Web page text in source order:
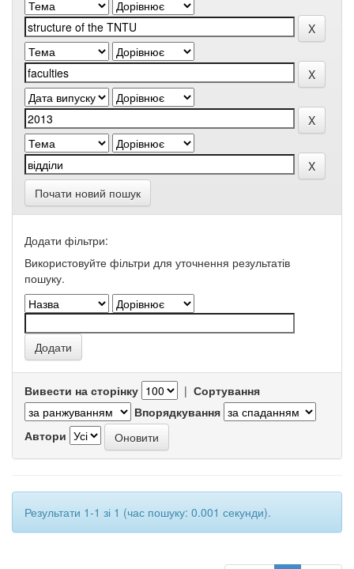
Почати новий пошук
Додати фільтри:
Використовуйте фільтри для уточнення результатів
пошуку.
Вивести на сторінку | Сортування
Впорядкування
Автори
Результати 1-1 зі 1 (час пошуку: 0.001 секунди).